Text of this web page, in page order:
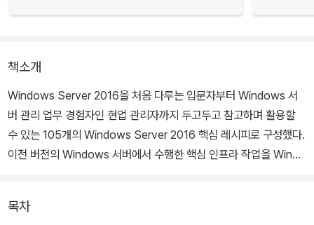
책소개
Windows Server 2016을 처음 다루는 입문자부터 Windows 서
버 관리 업무 경험자인 현업 관리자까지 두고두고 참고하며 활용할
수 있는 105개의 Windows Server 2016 핵심 레시피로 구성했다.
이전 버전의 Windows 서버에서 수행한 핵심 인프라 작업을 Windo
입하는 방법뿐 아니라 Active Directory, DNS, DHCP, 인증 서비
목차